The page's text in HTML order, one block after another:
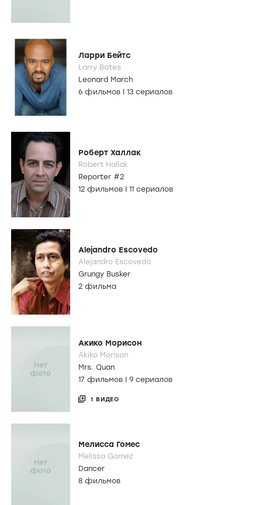
Ларри Бейтс
Larry Bates
Leonard March
6 фильмов
13 сериалов
Роберт Халлак
Robert Hallak
Reporter #2
12 фильмов
11 сериалов
Alejandro Escovedo
Alejandro Escovedo
Grungy Busker
2 фильма
Акико Морисон
Akiko Morison
Mrs. Quan
17 фильмов | 9 сериалов
1 ВИДЕО
Мелисса Гомес
Melissa Gomez
Dancer
8 фильмов